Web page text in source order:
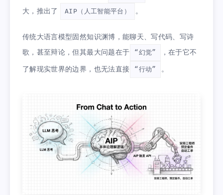
大，推出了
AIP（人工智能平台） 。
传统大语言模型固然知识渊博，能聊天、写代码、写诗
歌，甚至辩论，但其最大问题在于
“幻觉”
，在于它不
了解现实世界的边界，也无法直接
“行动” 。